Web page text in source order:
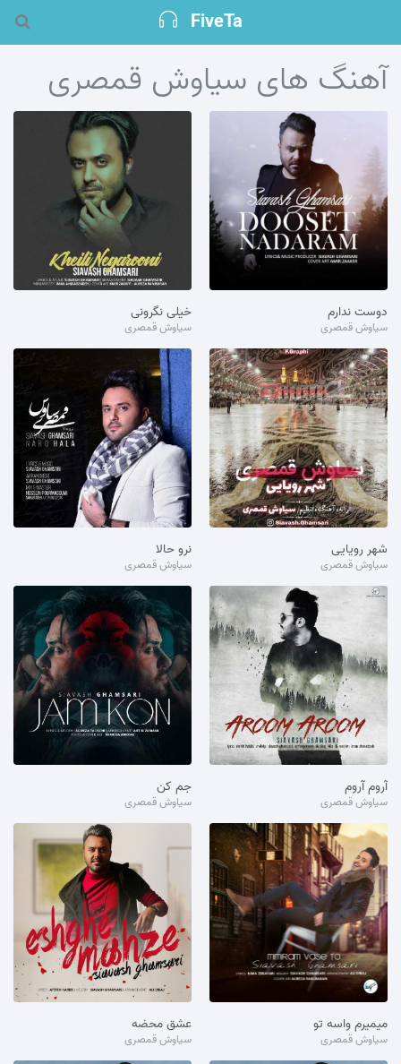
FiveTa
آهنگ های سیاوش قمصری
دوست ندارم
سیاوش قمصری
خیلی نگرونی
سیاوش قمصری
شهر رویایی
سیاوش قمصری
نرو حالا
سیاوش قمصری
آروم آروم
سیاوش قمصری
جم کن
سیاوش قمصری
میمیرم واسه تو
سیاوش قمصری
عشق محضه
سیاوش قمصری